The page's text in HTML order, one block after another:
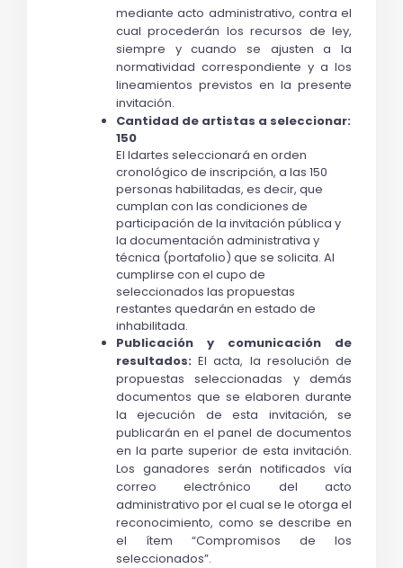
mediante acto administrativo, contra el
cual procederán los recursos de ley,
siempre y cuando se ajusten a la
normatividad correspondiente y a los
lineamientos previstos en la presente
invitación.
Cantidad de artistas a seleccionar:
150
El Idartes seleccionará en orden
cronológico de inscripción, a las 150
personas habilitadas, es decir, que
cumplan con las condiciones de
participación de la invitación pública y
la documentación administrativa y
técnica (portafolio) que se solicita. Al
cumplirse con el cupo de
seleccionados las propuestas
restantes quedarán en estado de
inhabilitada.
Publicación y comunicación de
resultados: El acta, la resolución de
propuestas seleccionadas y demás
documentos que se elaboren durante
la ejecución de esta invitación, se
publicarán en el panel de documentos
en la parte superior de esta invitación.
Los ganadores serán notificados vía
correo electrónico del acto
administrativo por el cual se le otorga el
reconocimiento, como se describe en
el ítem “Compromisos de los
seleccionados”.